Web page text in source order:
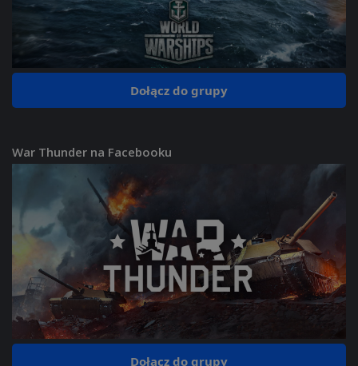
Dołącz do grupy
War Thunder na Facebooku
Dołącz do grupy